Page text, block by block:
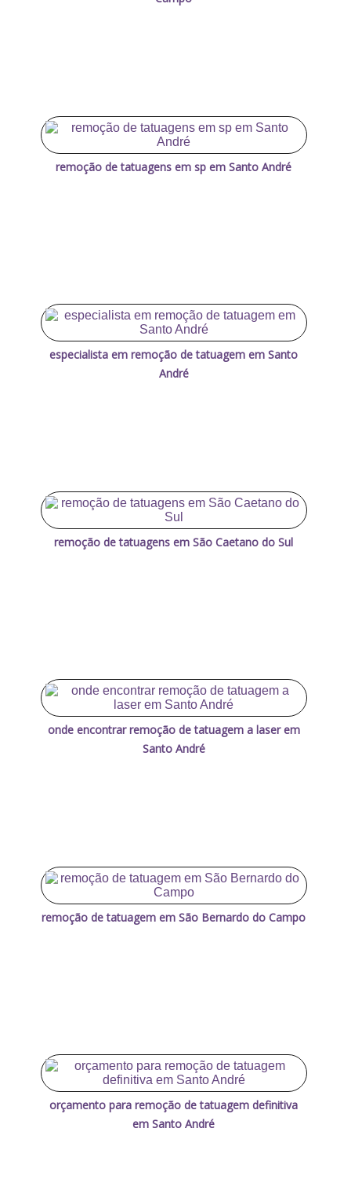
remoção de tatuagens em sp em Santo André
especialista em remoção de tatuagem em Santo
André
remoção de tatuagens em São Caetano do Sul
onde encontrar remoção de tatuagem a laser em
Santo André
remoção de tatuagem em São Bernardo do Campo
orçamento para remoção de tatuagem definitiva
em Santo André